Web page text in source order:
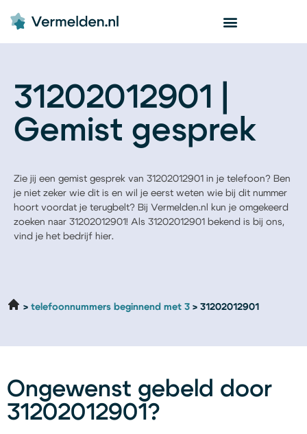
31202012901 |
Gemist gesprek
Zie jij een gemist gesprek van 31202012901 in je telefoon? Ben
je niet zeker wie dit is en wil je eerst weten wie bij dit nummer
hoort voordat je terugbelt? Bij Vermelden.nl kun je omgekeerd
zoeken naar 31202012901! Als 31202012901 bekend is bij ons,
vind je het bedrijf hier.
telefoonnummers beginnend met 3 31202012901
Ongewenst gebeld door
31202012901?